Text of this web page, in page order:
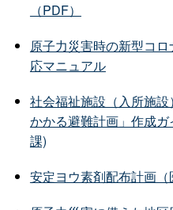
（PDF）
原子力災害時の新型コ
応マニュアル
社会福祉施設（入所施
かかる避難計画」作成
課)
安定ヨウ素剤配布計画（